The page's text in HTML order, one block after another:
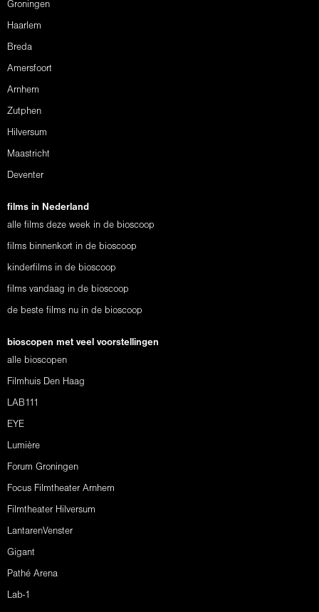
Groningen
Haarlem
Breda
Amersfoort
Arnhem
Zutphen
Hilversum
Maastricht
Deventer
films in Nederland
alle films deze week in de bioscoop
films binnenkort in de bioscoop
kinderfilms in de bioscoop
films vandaag in de bioscoop
de beste films nu in de bioscoop
bioscopen met veel voorstellingen
alle bioscopen
Filmhuis Den Haag
LAB111
EYE
Lumière
Forum Groningen
Focus Filmtheater Arnhem
Filmtheater Hilversum
LantarenVenster
Gigant
Pathé Arena
Lab-1